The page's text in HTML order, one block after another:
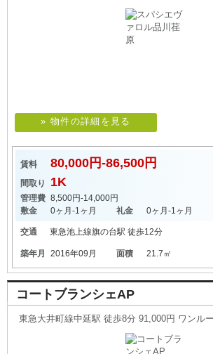
» 物件の詳細を見る
賃料 80,000円-86,500円
間取り 1K
管理費 8,500円-14,000円
敷金
0ヶ月-1ヶ月 礼金 0ヶ月-1ヶ月
交通 東急池上線旗の台駅 徒歩12分
築年月 2016年09月 面積 21.7㎡
コートブランシェAP
東急大井町線中延駅 徒歩8分 91,000円 ワンル